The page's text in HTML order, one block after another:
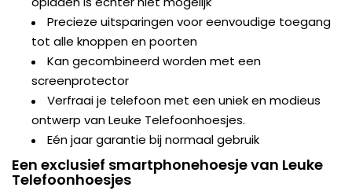
Precieze uitsparingen voor eenvoudige toegang
tot alle knoppen en poorten
Kan gecombineerd worden met een
screenprotector
Verfraai je telefoon met een uniek en modieus
ontwerp van Leuke Telefoonhoesjes.
Eén jaar garantie bij normaal gebruik
Een exclusief smartphonehoesje van Leuke
Telefoonhoesjes